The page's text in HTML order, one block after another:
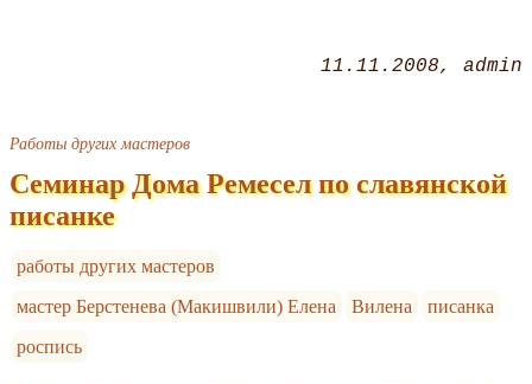
11.11.2008 admin
Работы других мастеров
Семинар Дома Ремесел по славянской
писанке
работы других мастеров
мастер Берстенева (Макишвили) Елена
Вилена
писанка
роспись